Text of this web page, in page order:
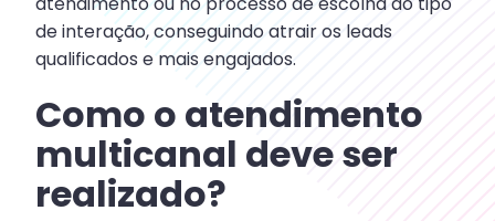
de interação, conseguindo atrair os leads
qualificados e mais engajados.
Como o atendimento
multicanal deve ser
realizado?